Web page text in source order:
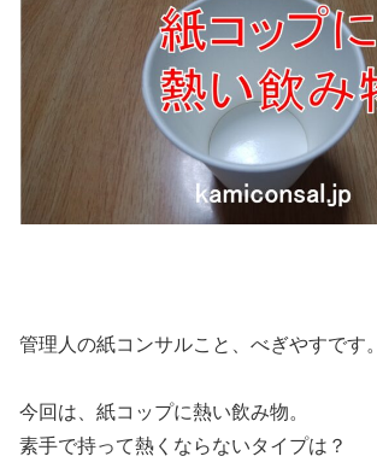
管理人の紙コンサルこと、べぎやすです。
今回は、紙コップに熱い飲み物。
素手で持って熱くならないタイプは？